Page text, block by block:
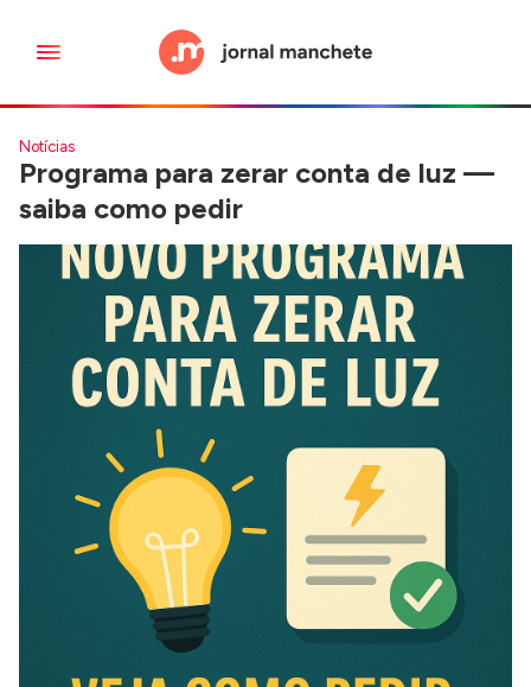
Notícias
Programa para zerar conta de luz —
saiba como pedir